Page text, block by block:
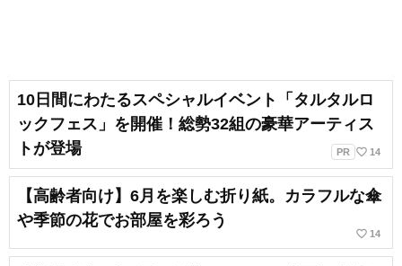
10日間にわたるスペシャルイベント「タルタルロ
ックフェス」を開催！総勢32組の豪華アーティス
トが登場
PR favorite_border 14
【高齢者向け】6月を楽しむ折り紙。カラフルな傘
や季節の花でお部屋を彩ろう
favorite_border 14